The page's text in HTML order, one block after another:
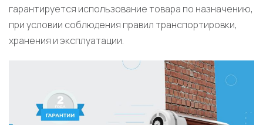
гарантируется использование товара по назначению,
при условии соблюдения правил транспортировки,
хранения и эксплуатации.